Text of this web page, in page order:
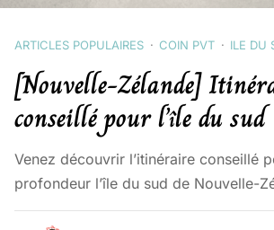
ARTICLES POPULAIRES COIN PVT ILE DU
[Nouvelle-Zélande]
conseillé pour l’île du sud
Venez découvrir l’itinéraire conseillé
profondeur l’île du sud de Nouvelle-